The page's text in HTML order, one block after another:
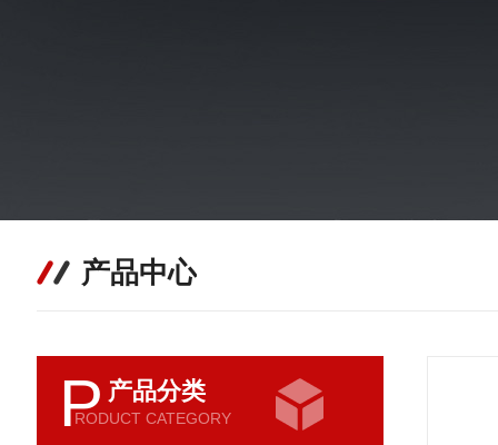
产品中心
P 产品分类
RODUCT CATEGORY